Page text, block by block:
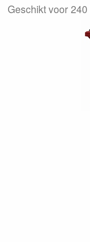
Geschikt voor